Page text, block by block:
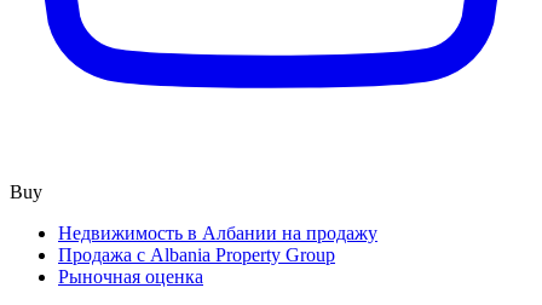
Buy
Недвижимость в Албании на продажу
Продажа с Albania Property Group
Рыночная оценка